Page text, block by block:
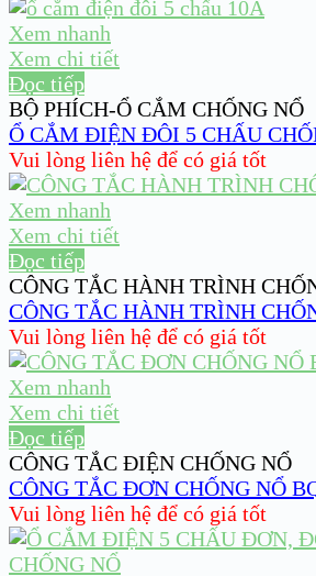
Xem nhanh
Xem chi tiết
Đọc tiếp
BỘ PHÍCH-Ổ CẮM CHỐNG NỔ
Ổ CẮM ĐIỆN ĐÔI 5 CHẤU
Vui lòng liên hệ để có giá tốt
Xem nhanh
Xem chi tiết
Đọc tiếp
CÔNG TẮC HÀNH TRÌNH
CÔNG TẮC HÀNH TRÌNH
Vui lòng liên hệ để có giá tốt
Xem nhanh
Xem chi tiết
Đọc tiếp
CÔNG TẮC ĐIỆN CHỐNG NỔ
CÔNG TẮC ĐƠN CHỐNG NỔ
Vui lòng liên hệ để có giá tốt